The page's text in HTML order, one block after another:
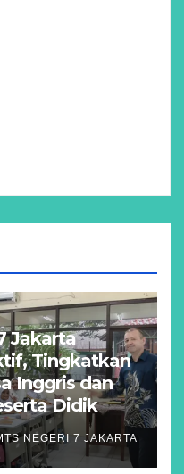
Jakarta
Tingkatkan
Inggris dan
Didik
NEGERI 7 JAKARTA